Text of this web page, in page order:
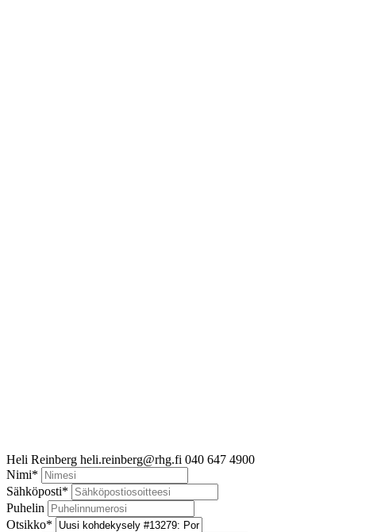
Heli Reinberg heli.reinberg@rhg.fi 040 647 4900
Nimi*
Sähköposti*
Puhelin
Otsikko*